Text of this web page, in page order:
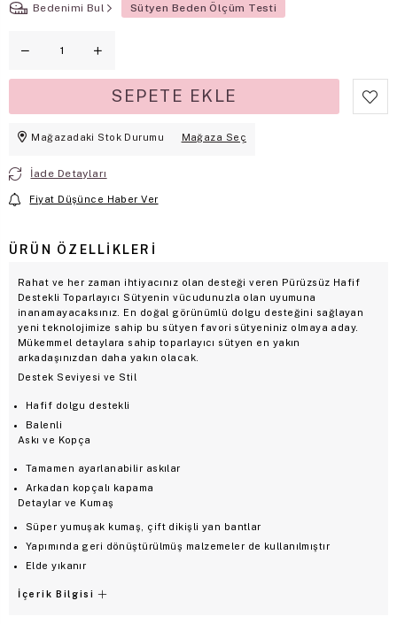
Bedenimi Bul Sütyen Beden Ölçüm Testi
Mağazadaki Stok Durumu Mağaza Seç
İade Detayları
Fiyat Düşünce Haber Ver
ÜRÜN ÖZELLIKLERI
Rahat ve her zaman ihtiyacınız olan desteği veren Pürüzsüz Hafif
Destekli Toparlayıcı Sütyenin vücudunuzla olan uyumuna
inanamayacaksınız. En doğal görünümlü dolgu desteğini sağlayan
yeni teknolojimize sahip bu sütyen favori sütyeniniz olmaya aday.
Mükemmel detaylara sahip toparlayıcı sütyen en yakın
arkadaşınızdan daha yakın olacak.
Destek Seviyesi ve Stil
Hafif dolgu destekli
Balenli
Askı ve Kopça
Tamamen ayarlanabilir askılar
Arkadan kopçalı kapama
Detaylar ve Kumaş
Süper yumuşak kumaş, çift dikişli yan bantlar
Yapımında geri dönüştürülmüş malzemeler de kullanılmıştır
Elde yıkanır
İçerik Bilgisi